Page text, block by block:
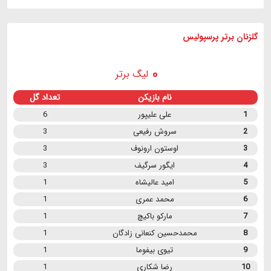
گلزنان برتر پرسپولیس
لیگ برتر
نام بازیکن تعداد گل
1 علی علیپور
6
2
سروش رفیعی
3
3
اوستون ارونوف
3
4
ایگور سرگیف
3
5
امید عالیشاه
1
6
محمد عمری
1
7
مارکو باکیچ
1
8
محمدحسین کنعانی زادگان
1
9
تیوی بیفوما
1
10
رضا شکاری 1